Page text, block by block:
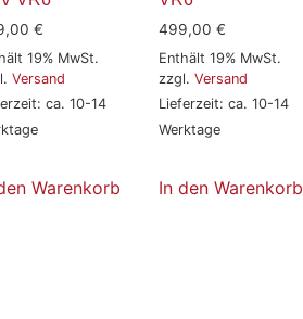
€
19% MwSt.
Versand
ca. 10-14
Warenkorb
499,00 €
Enthält 19% MwSt.
zzgl. Versand
Lieferzeit: ca. 10-14
Werktage
In den Warenkorb